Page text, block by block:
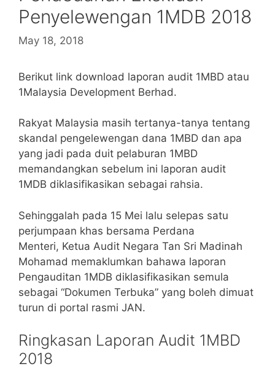
Penyelewengan 1MDB 2018
May 18, 2018
Berikut link download laporan audit 1MBD atau
1Malaysia Development Berhad.
Rakyat Malaysia masih tertanya-tanya tentang
skandal pengelewengan dana 1MBD dan apa
yang jadi pada duit pelaburan 1MBD
memandangkan sebelum ini laporan audit
1MDB diklasifikasikan sebagai rahsia.
Sehinggalah pada 15 Mei lalu selepas satu
perjumpaan khas bersama Perdana
Menteri, Ketua Audit Negara Tan Sri Madinah
Mohamad memaklumkan bahawa laporan
Pengauditan 1MDB diklasifikasikan semula
sebagai “Dokumen Terbuka” yang boleh dimuat
turun di portal rasmi JAN.
Ringkasan Laporan Audit 1MBD
2018